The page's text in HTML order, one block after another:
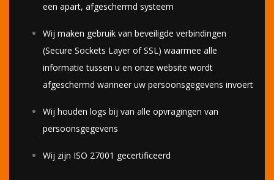
een apart, afgeschermd systeem
Wij maken gebruik van beveiligde verbindingen
(Secure Sockets Layer of SSL) waarmee alle
informatie tussen u en onze website wordt
afgeschermd wanneer uw persoonsgegevens invoert
Wij houden logs bij van alle opvragingen van
persoonsgegevens
Wij zijn ISO 27001 gecertificeerd